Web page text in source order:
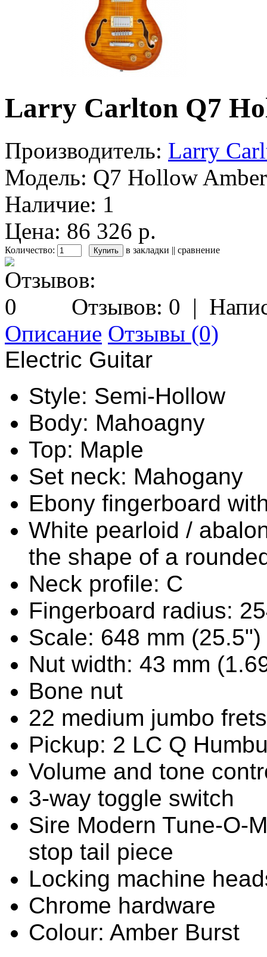
Larry Carlton Q7
Производитель: Larry
Модель: Q7 Hollow
Наличие: 1
Цена: 86 326 р.
Количество: в закладки || сравнение
Отзывов: 0 |
Описание Отзывы (0)
Electric Guitar
Style: Semi-Hollow
Body: Mahoagny
Top: Maple
Set neck: Mahogany
Ebony fingerboard
White pearloid /
the shape of a
Neck profile: C
Fingerboard radius:
Scale: 648 mm (25.5")
Nut width: 43 mm
Bone nut
22 medium jumbo frets
Pickup: 2 LC Q
Volume and tone
3-way toggle switch
Sire Modern Tune-O-
stop tail piece
Locking machine
Chrome hardware
Colour: Amber Burst